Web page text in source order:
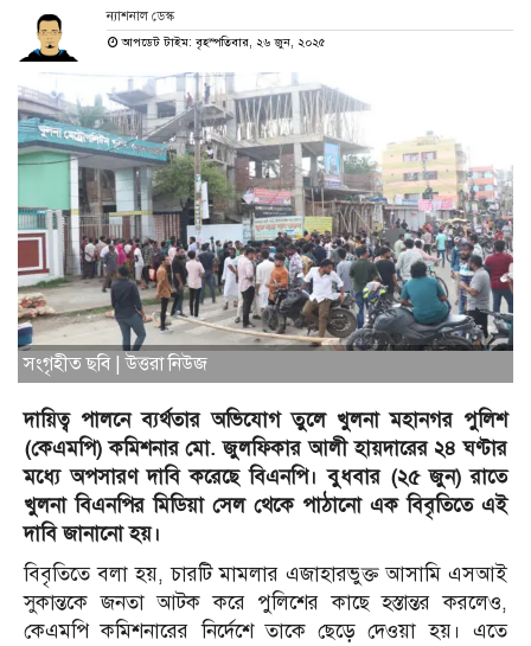
ন্যাশনাল ডেস্ক
আপডেট টাইম: বৃহস্পতিবার, ২৬ জুন, ২০২৫
সংগৃহীত ছবি | উত্তরা নিউজ
দায়িত্ব পালনে ব্যর্থতার অভিযোগ তুলে খুলনা মহানগর পুলিশ
(কেএমপি) কমিশনার মো. জুলফিকার আলী হায়দারের ২৪ ঘণ্টার
মধ্যে অপসারণ দাবি করেছে বিএনপি। বুধবার (২৫ জুন) রাতে
খুলনা বিএনপির মিডিয়া সেল থেকে পাঠানো এক বিবৃতিতে এই
দাবি জানানো হয়।
বিবৃতিতে বলা হয়, চারটি মামলার এজাহারভুক্ত আসামি এসআই
সুকান্তকে জনতা আটক করে পুলিশের কাছে হস্তান্তর করলেও,
কেএমপি কমিশনারের নির্দেশে তাকে ছেড়ে দেওয়া হয়। এতে